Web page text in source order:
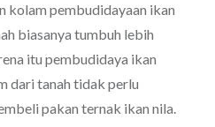
kolam pembudidayaan ikan
biasanya tumbuh lebih
itu pembudidaya ikan
dari tanah tidak perlu
pakan ternak ikan nila.